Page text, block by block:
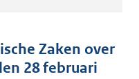
Zaken over
28 februari